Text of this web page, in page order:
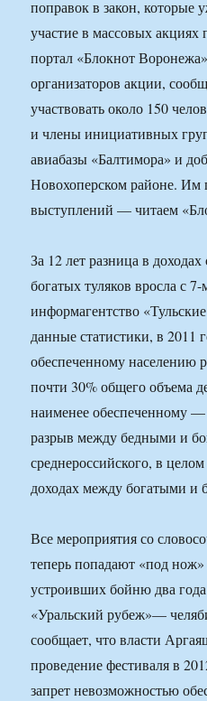
поправок в закон, которые
участие в массовых
портал «Блокнот
организаторов акции,
участвовать около 150
и члены инициативных
авиабазы «Балтимора» и
Новохоперском районе. Им
выступлений — читаем
За 12 лет разница в
богатых туляков вросла с
информагентство
данные статистики, в 2011
обеспеченному населению
почти 30% общего объема
наименее обеспеченному —
разрыв между бедными и
среднероссийского, в
доходах между богатыми и
Все мероприятия со
теперь попадают «под нож»
устроивших бойню два
«Уральский рубеж»—
сообщает, что власти
проведение фестиваля в
запрет невозможностью